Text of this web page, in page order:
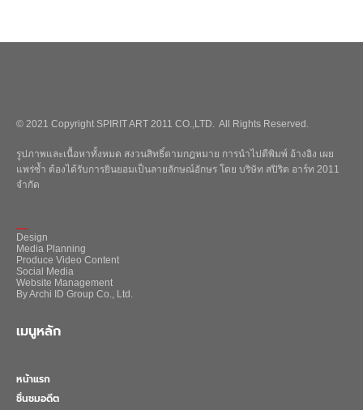
© 2021 Copyright SPIRIT ART 2011 CO.,LTD. All Rights Reserved.
รูปภาพและเนื้อหาทั้งหมด สงวนสิทธิ์ตามกฎหมาย การนำไปตีพิมพ์ อ้างอิง เผย
แพร่ซ้ำ ต้องได้รับการยินยอมเป็นลายลักษณ์อักษร โดย บริษัท สปิริต อาร์ท 2011
จำกัด
Design
Media Planning
Produce Video Content
Social Media
Website Management
By Archi ID Group Co., Ltd.
เมนูหลัก
หน้าแรก
ชื่นชมอดีต